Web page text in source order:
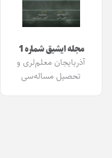
مجله ایشیق شماره 1
آذربایجان معلم‌لری و
تحصیل مساله‌سی